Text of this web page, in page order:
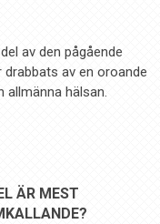
av den pågående
av en oroande
allmänna hälsan.
ÄR MEST